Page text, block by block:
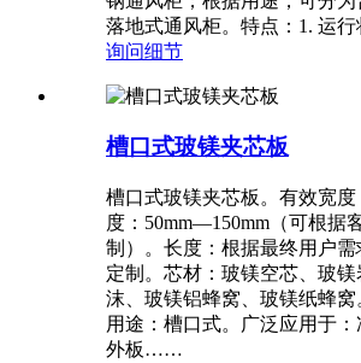
落地式通风柜。特点：1. 运
询问细节
槽口式玻镁夹芯板
槽口式玻镁夹芯板。有效宽度
度：50mm—150mm（可根据
制）。长度：根据最终用户
定制。芯材：玻镁空芯、玻
沫、玻镁铝蜂窝、玻镁纸蜂窝
用途：槽口式。广泛应用于
外板……